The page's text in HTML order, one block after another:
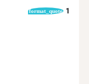
format_quote 1